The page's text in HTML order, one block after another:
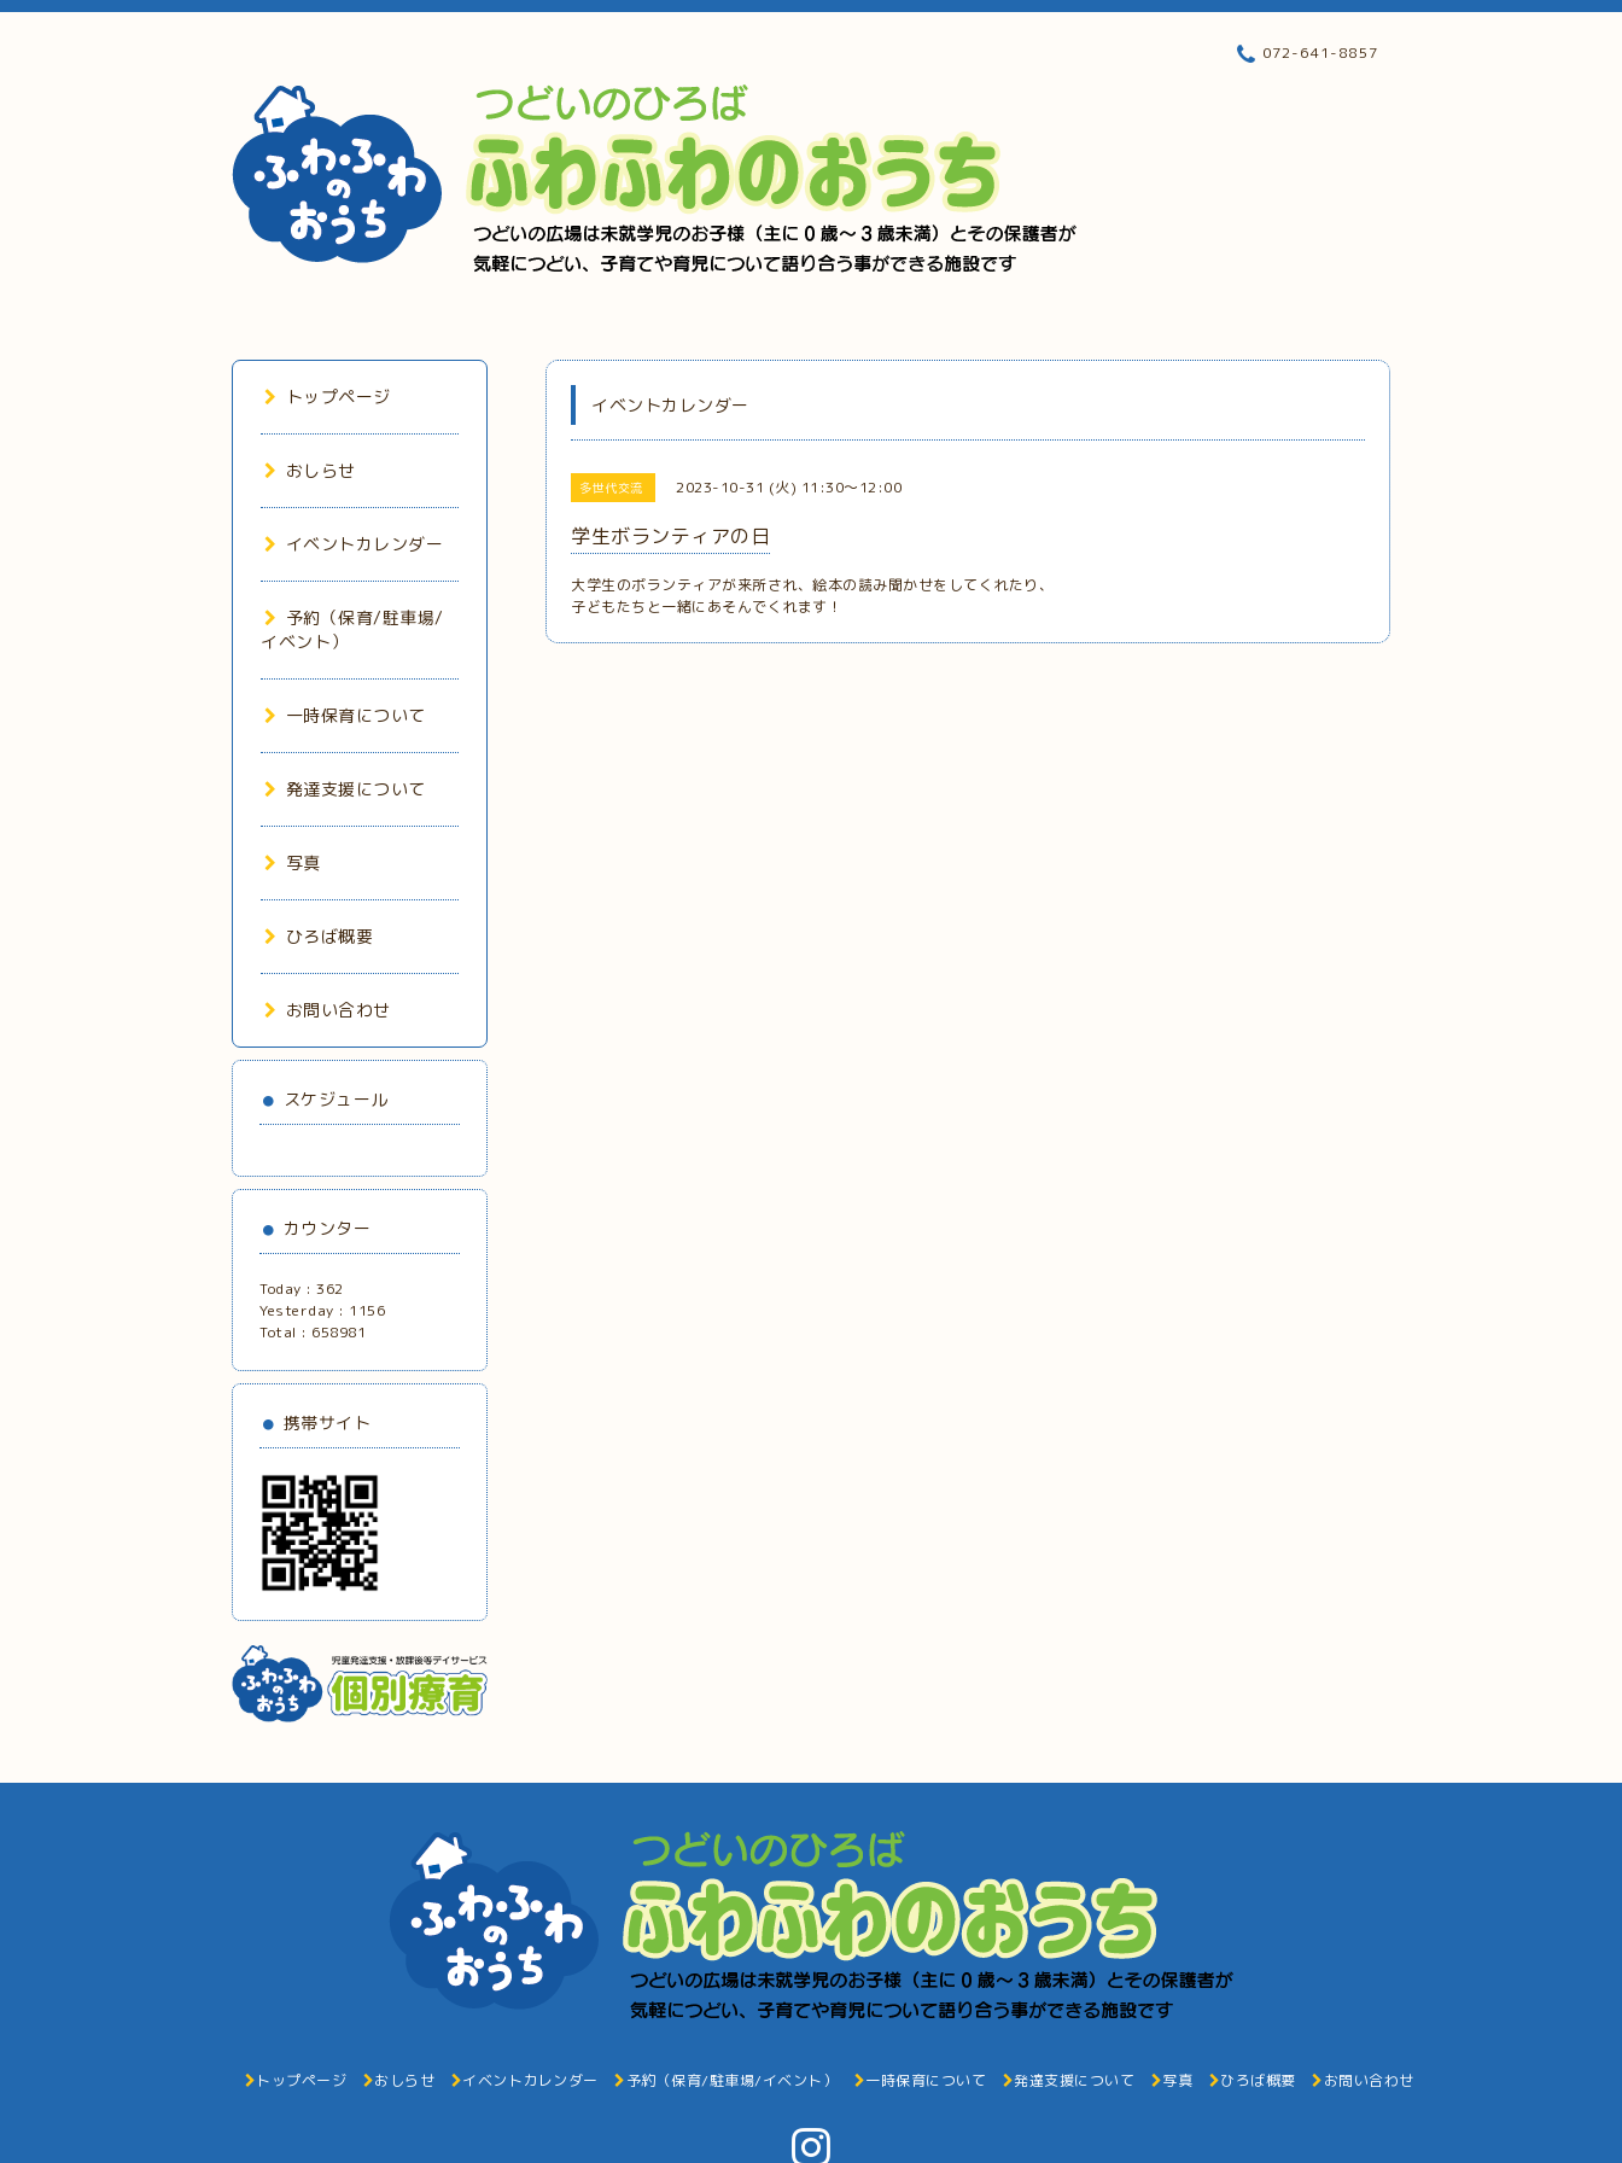
072-641-8857
イベントカレンダー
多世代交流 2023-10-31 (火) 11:30～12:00
学生ボランティアの日
大学生のボランティアが来所され、絵本の読み聞かせをしてくれたり、
子どもたちと一緒にあそんでくれます！
トップページ
おしらせ
イベントカレンダー
予約（保育/駐車場/
イベント）
一時保育について
発達支援について
写真
ひろば概要
お問い合わせ
スケジュール
カウンター
Today : 362
Yesterday : 1156
Total : 658981
携帯サイト
トップページ おしらせ イベントカレンダー 予約（保育/駐車場/イベント） 一時保育について 発達支援について 写真 ひろば概要 お問い合わせ